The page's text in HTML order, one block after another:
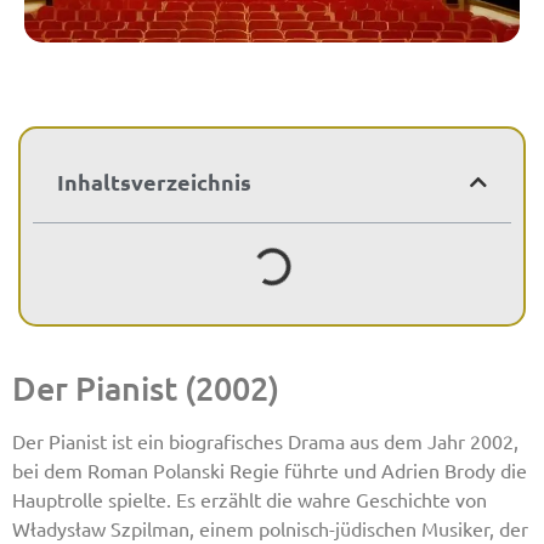
Inhaltsverzeichnis
Der Pianist (2002)
Der Pianist ist ein biografisches Drama aus dem Jahr 2002,
bei dem Roman Polanski Regie führte und Adrien Brody die
Hauptrolle spielte. Es erzählt die wahre Geschichte von
Władysław Szpilman, einem polnisch-jüdischen Musiker, der